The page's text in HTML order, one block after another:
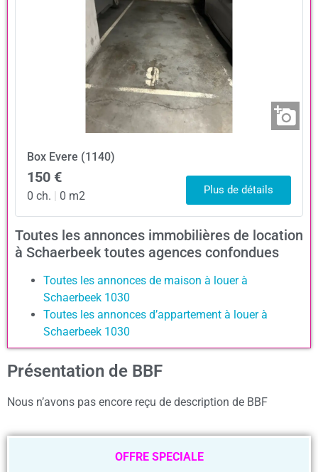
Box Evere (1140)
150 €
0 ch. | 0 m2 Plus de détails
Toutes les annonces immobilières de location
à Schaerbeek toutes agences confondues
Toutes les annonces de maison à louer à
Schaerbeek 1030
Toutes les annonces d’appartement à louer à
Schaerbeek 1030
Présentation de BBF
Nous n’avons pas encore reçu de description de BBF
OFFRE SPECIALE